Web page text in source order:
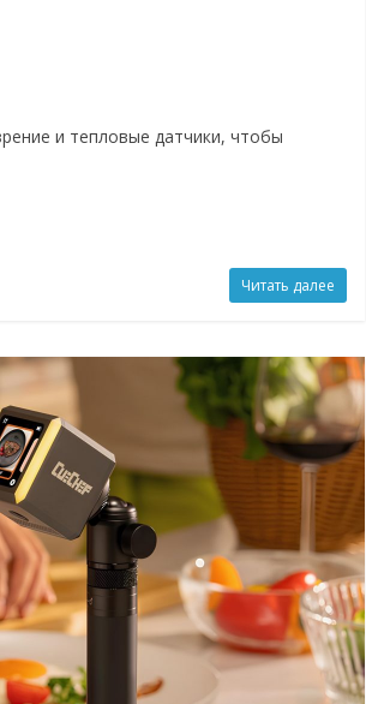
и тепловые датчики, чтобы
Читать далее